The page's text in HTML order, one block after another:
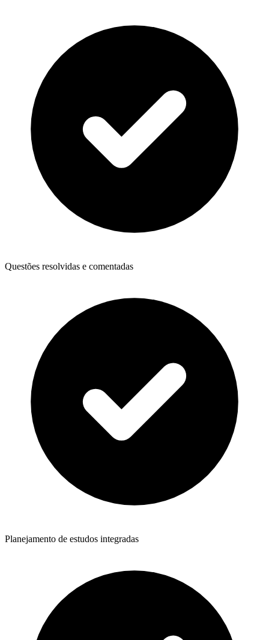
Questões resolvidas e comentadas
Planejamento de estudos integradas